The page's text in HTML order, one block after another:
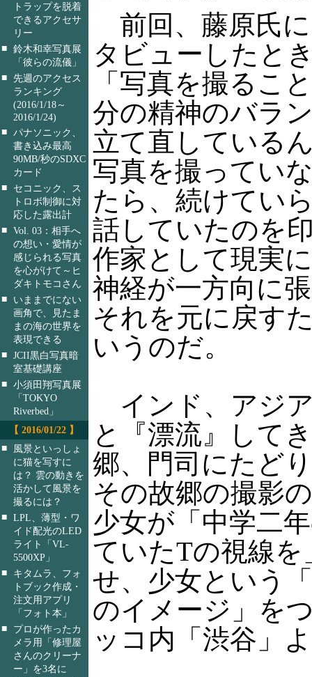
トラップを脱着
できるアクセサ
リー
■ 鈴木和幸写真展
「彼らの流儀」
■ 先週のアクセス
ランキング
(2016/1/18～
2016/1/24)
■ パナソニック、
書き込み最高
90MB/秒のSDXC
カード
■
セコニック、ス
トロボ制御に対
応した露出計
■ Vol. 03：相手へ
の想い・愛情が
感じられる写真
を心がけて～ヒ
ダキトモコさん
■
いままでにない
画角で、見たま
まの海の世界を
表現できる
■ JCII黒白写真暗
室基礎講座
■ 小須田翔写真展
「TOKYO
Riverbed」
【 2016/01/22 】
■
風景といっしょ
に猫を写すに
は？ 雲の動きを
活かして風景を
撮るには？
■ LPL、薄型・ワ
イド配光のLED
ライト「VL-
5500XP」
■
キタムラ、フォ
トブック作成・
注文用アプリ
「フォト本」
■
プロが作ったカ
メラ用「修理屋
さんのクリーナ
ー」を3名に
前回、藤原氏
タビューしたと
「写真を撮るこ
分の精神のバラ
立て直している
写真を撮ってい
たら、続けてい
話していたのを
作家として現実
神経が一方向に
それを元に戻す
いうのだ。
インド、アジ
と『漂流』して
郷、門司にたど
その故郷の撮影
少女が「中学二
ていたTの視線
せ、少女という
のイメージ」を
ッコ内「渋谷」